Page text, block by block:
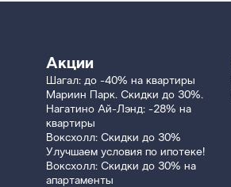
Акции
Шагал: до -40% на квартиры
Мариин Парк. Скидки до 30%.
Нагатино Ай-Лэнд: -28% на
квартиры
Воксхолл: Скидки до 30%
Улучшаем условия по ипотеке!
Воксхолл: Скидки до 30% на
апартаменты